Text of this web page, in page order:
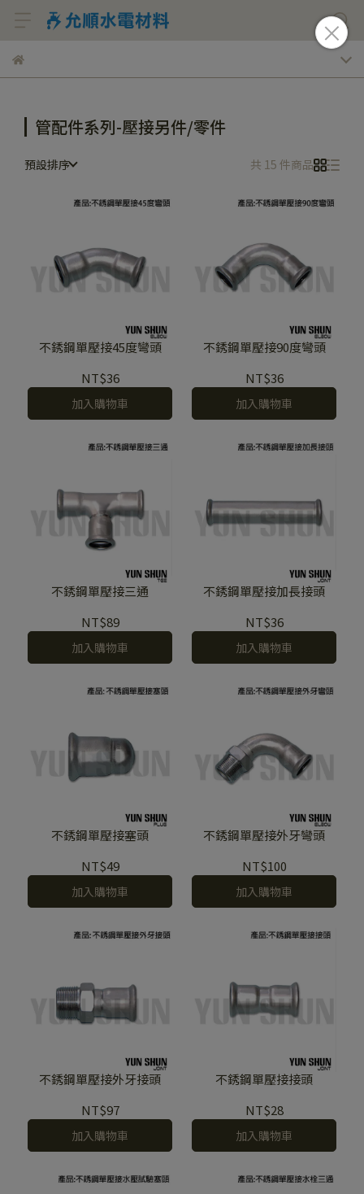
管配件系列-壓接另件/零件
預設排序 共 15 件商品
不銹鋼單壓接45度彎頭
NT$36
加入購物車
不銹鋼單壓接90度彎頭
NT$36
加入購物車
不銹鋼單壓接三通
NT$89
加入購物車
不銹鋼單壓接加長接頭
NT$36
加入購物車
不銹鋼單壓接塞頭
NT$49
加入購物車
不銹鋼單壓接外牙彎頭
NT$100
加入購物車
不銹鋼單壓接外牙接頭
NT$97
加入購物車
不銹鋼單壓接接頭
NT$28
加入購物車